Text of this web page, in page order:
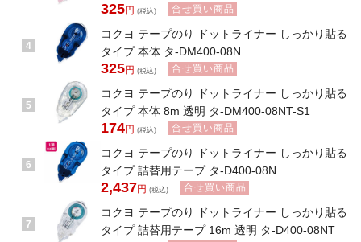
325円 (税込) 合せ買い商品
4
コクヨ テープのり ドットライナー しっかり貼る
タイプ 本体 タ-DM400-08N
325円 (税込) 合せ買い商品
5
コクヨ テープのり ドットライナー しっかり貼る
タイプ 本体 8m 透明 タ-DM400-08NT-S1
174円 (税込) 合せ買い商品
6
コクヨ テープのり ドットライナー しっかり貼る
タイプ 詰替用テープ タ-D400-08N
2,437円 (税込) 合せ買い商品
7
コクヨ テープのり ドットライナー しっかり貼る
タイプ 詰替用テープ 16m 透明 タ-D400-08NT